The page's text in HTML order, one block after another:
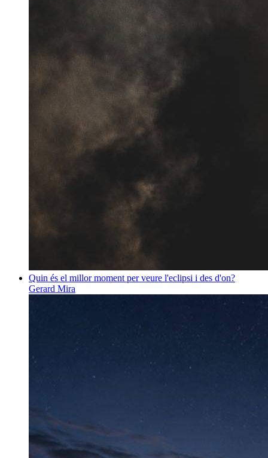
Quin és el millor moment per veure l'eclipsi i des d'on?
Gerard Mira